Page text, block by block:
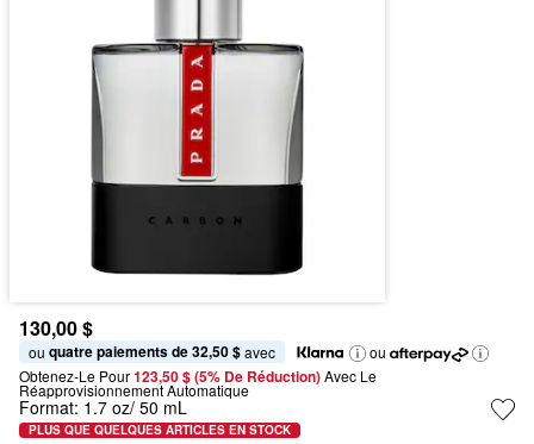
130,00 $
ou quatre paiements de 32,50 $ avec
ou
Obtenez-Le Pour123,50 $ (5% De Réduction) Avec Le
Réapprovisionnement Automatique
Format: 1.7 oz/ 50 mL
PLUS QUE QUELQUES ARTICLES EN STOCK